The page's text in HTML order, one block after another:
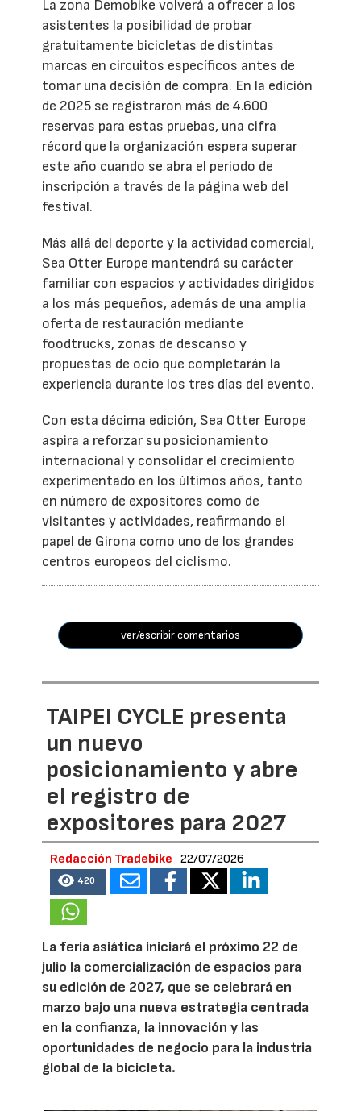
La zona Demobike volverá a ofrecer a los
asistentes la posibilidad de probar
gratuitamente bicicletas de distintas
marcas en circuitos específicos antes de
tomar una decisión de compra. En la edición
de 2025 se registraron más de 4.600
reservas para estas pruebas, una cifra
récord que la organización espera superar
este año cuando se abra el periodo de
inscripción a través de la página web del
festival.
Más allá del deporte y la actividad comercial,
Sea Otter Europe mantendrá su carácter
familiar con espacios y actividades dirigidos
a los más pequeños, además de una amplia
oferta de restauración mediante
foodtrucks, zonas de descanso y
propuestas de ocio que completarán la
experiencia durante los tres días del evento.
Con esta décima edición, Sea Otter Europe
aspira a reforzar su posicionamiento
internacional y consolidar el crecimiento
experimentado en los últimos años, tanto
en número de expositores como de
visitantes y actividades, reafirmando el
papel de Girona como uno de los grandes
centros europeos del ciclismo.
ver/escribir comentarios
TAIPEI CYCLE presenta
un nuevo
posicionamiento y abre
el registro de
expositores para 2027
Redacción Tradebike 22/07/2026
420
La feria asiática iniciará el próximo 22 de
julio la comercialización de espacios para
su edición de 2027, que se celebrará en
marzo bajo una nueva estrategia centrada
en la confianza, la innovación y las
oportunidades de negocio para la industria
global de la bicicleta.